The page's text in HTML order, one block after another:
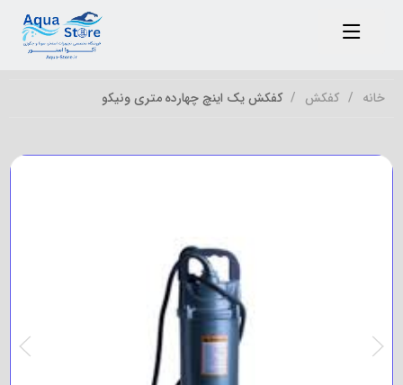
خانه کفکش کفکش یک اینچ چهارده متری ونیکو